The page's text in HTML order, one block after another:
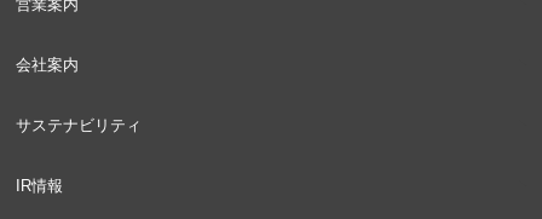
営業案内
会社案内
サステナビリティ
IR情報